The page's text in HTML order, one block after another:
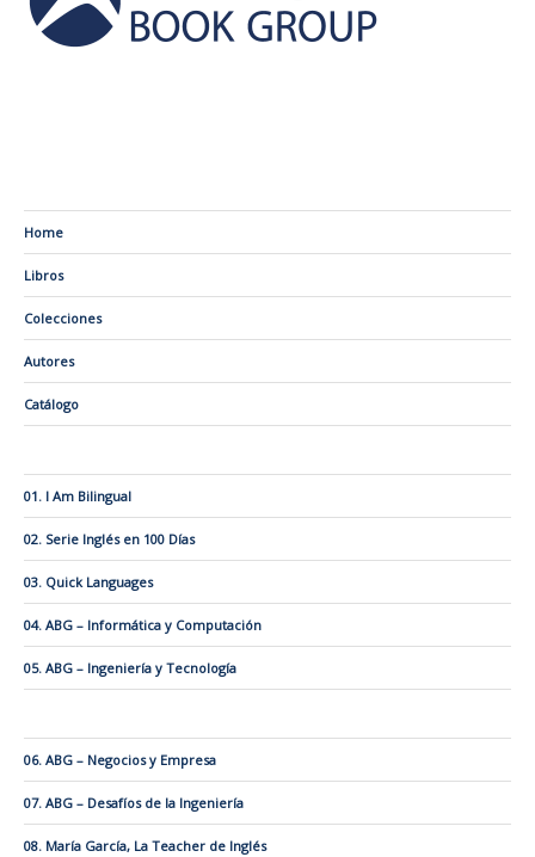
Home
Libros
Colecciones
Autores
Catálogo
01. I Am Bilingual
02. Serie Inglés en 100 Días
03. Quick Languages
04. ABG – Informática y Computación
05. ABG – Ingeniería y Tecnología
06. ABG – Negocios y Empresa
07. ABG – Desafíos de la Ingeniería
08. María García, La Teacher de Inglés